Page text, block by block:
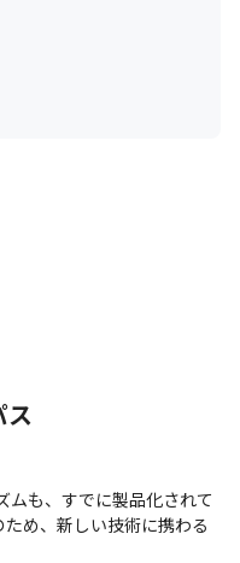
ス
ムも、すでに製品化されて
め、新しい技術に携わる